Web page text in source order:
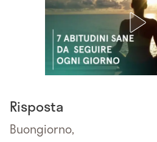
Risposta
Buongiorno,